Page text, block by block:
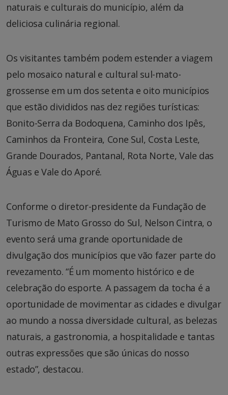
naturais e culturais do município, além da
deliciosa culinária regional.
Os visitantes também podem estender a viagem
pelo mosaico natural e cultural sul-mato-
grossense em um dos setenta e oito municípios
que estão divididos nas dez regiões turísticas:
Bonito-Serra da Bodoquena, Caminho dos Ipês,
Caminhos da Fronteira, Cone Sul, Costa Leste,
Grande Dourados, Pantanal, Rota Norte, Vale das
Águas e Vale do Aporé.
Conforme o diretor-presidente da Fundação de
Turismo de Mato Grosso do Sul, Nelson Cintra, o
evento será uma grande oportunidade de
divulgação dos municípios que vão fazer parte do
revezamento. “É um momento histórico e de
celebração do esporte. A passagem da tocha é a
oportunidade de movimentar as cidades e divulgar
ao mundo a nossa diversidade cultural, as belezas
naturais, a gastronomia, a hospitalidade e tantas
outras expressões que são únicas do nosso
estado”, destacou.